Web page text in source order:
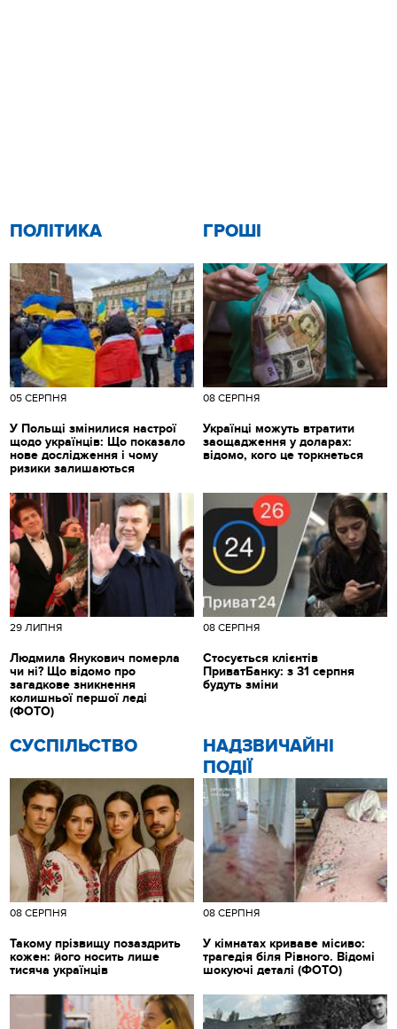
ПОЛІТИКА
05 СЕРПНЯ
У Польщі змінилися настрої
щодо українців: Що показало
нове дослідження і чому
ризики залишаються
ГРОШІ
08 СЕРПНЯ
Українці можуть втратити
заощадження у доларах:
відомо, кого це торкнеться
CУСПІЛЬСТВО
08 СЕРПНЯ
Такому прізвищу позаздрить
кожен: його носить лише
тисяча українців
НАДЗВИЧАЙНІ
ПОДІЇ
08 СЕРПНЯ
У кімнатах криваве місиво:
трагедія біля Рівного. Відомі
шокуючі деталі (ФОТО)
29 ЛИПНЯ
Людмила Янукович померла
чи ні? Що відомо про
загадкове зникнення
колишньої першої леді
(ФОТО)
08 СЕРПНЯ
Стосується клієнтів
ПриватБанку: з 31 серпня
будуть зміни